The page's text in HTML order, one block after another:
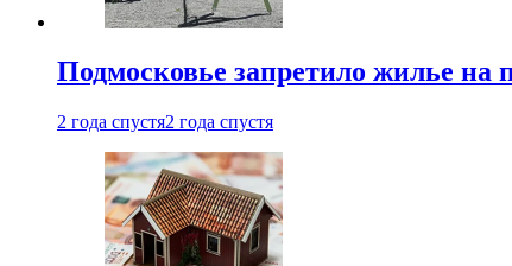
Подмосковье запретило жилье на
2 года спустя2 года спустя